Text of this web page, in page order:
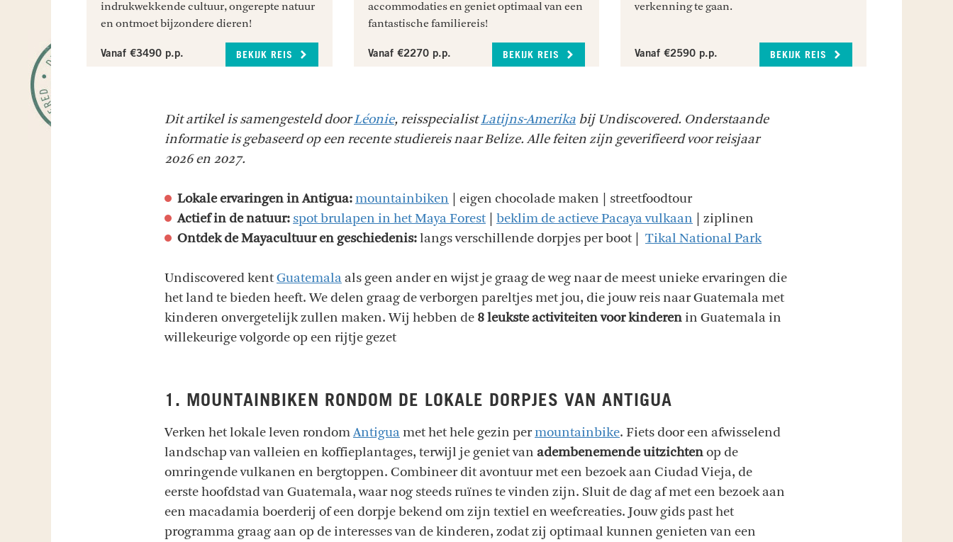
indrukwekkende cultuur, ongerepte natuur
en ontmoet bijzondere dieren!
Vanaf €3490 p.p. BEKIJK REIS
accommodaties en geniet optimaal van een
fantastische familiereis!
Vanaf €2270 p.p. BEKIJK REIS
verkenning te gaan.
Vanaf €2590 p.p. BEKIJK REIS
Dit artikel is samengesteld doorLéonie, reisspecialistLatijns-Amerika bij Undiscovered. Onderstaande
informatie is gebaseerd op een recente studiereis naar Belize. Alle feiten zijn geverifieerd voor reisjaar
2026 en 2027.
Lokale ervaringen in Antigua:mountainbiken | eigen chocolade maken | streetfoodtour
Actief in de natuur: spot brulapen in het Maya Forest| beklim de actieve Pacaya vulkaan | ziplinen
Ontdek de Mayacultuur en geschiedenis:langs verschillende dorpjes per boot | Tikal National Park
Undiscovered kentGuatemala als geen ander en wijst je graag de weg naar de meest unieke ervaringen die
het land te bieden heeft. We delen graag de verborgen pareltjes met jou, die jouw reis naar Guatemala met
kinderen onvergetelijk zullen maken. Wij hebben de 8 leukste activiteiten voor kinderen in Guatemala in
willekeurige volgorde op een rijtje gezet
1. MOUNTAINBIKEN RONDOM DE LOKALE DORPJES VAN ANTIGUA
Verken het lokale leven rondomAntigua met het hele gezin permountainbike. Fiets door een afwisselend
landschap van valleien en koffieplantages, terwijl je geniet van adembenemende uitzichtenop de
omringende vulkanen en bergtoppen. Combineer dit avontuur met een bezoek aan Ciudad Vieja, de
eerste hoofdstad van Guatemala, waar nog steeds ruïnes te vinden zijn. Sluit de dag af met een bezoek aan
een macadamia boerderij of een dorpje bekend om zijn textiel en weefcreaties. Jouw gids past het
programma graag aan op de interesses van de kinderen, zodat zij optimaal kunnen genieten van een